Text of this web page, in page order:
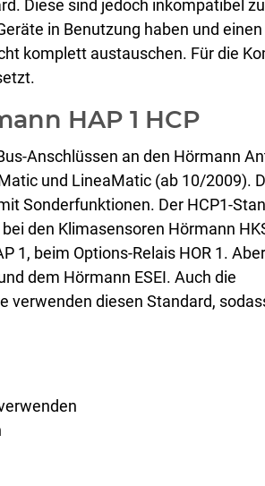
Diese sind jedoch inkompatibel
in Benutzung haben und
komplett austauschen. Für die
HAP 1 HCP
Anschlüssen an den Hörmann
und LineaMatic (ab 10/2009).
Sonderfunktionen. Der HCP1-
den Klimasensoren Hörmann
1, beim Options-Relais HOR 1.
dem Hörmann ESEI. Auch die
diesen Standard,